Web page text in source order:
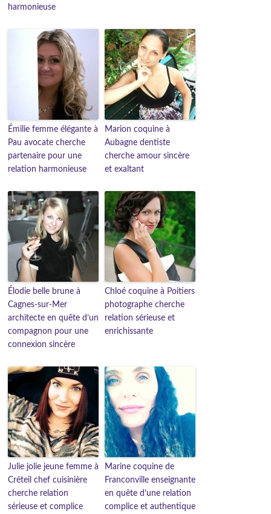
harmonieuse
Émilie femme élégante à
Pau avocate cherche
partenaire pour une
relation harmonieuse
Marion coquine à
Aubagne dentiste
cherche amour sincère
et exaltant
Élodie belle brune à
Cagnes-sur-Mer
architecte en quête d’un
compagnon pour une
connexion sincère
Chloé coquine à Poitiers
photographe cherche
relation sérieuse et
enrichissante
Julie jolie jeune femme à
Créteil chef cuisinière
cherche relation
sérieuse et complice
Marine coquine de
Franconville enseignante
en quête d’une relation
complice et authentique